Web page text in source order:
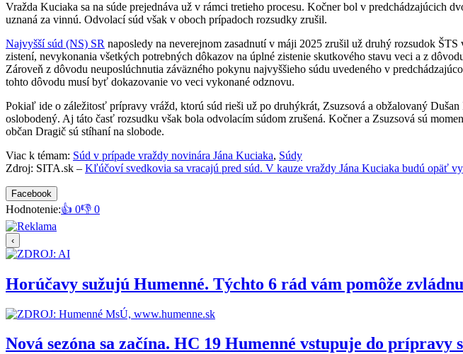
Vražda Kuciaka sa na súde prejednáva už v rámci tretieho procesu. Kočner bol v predchádzajúcich
uznaná za vinnú. Odvolací súd však v oboch prípadoch rozsudky zrušil.
Najvyšší súd (NS) SR naposledy na neverejnom zasadnutí v máji 2025 zrušil už druhý rozsudok
zistení, nevykonania všetkých potrebných dôkazov na úplné zistenie skutkového stavu veci a z
Zároveň z dôvodu neuposlúchnutia záväzného pokynu najvyššieho súdu uvedeného v
tohto dôvodu musí byť dokazovanie vo veci vykonané odznovu.
Pokiaľ ide o záležitosť prípravy vrážd, ktorú súd rieši už po druhýkrát, Zsuzsová a obžalovaný
oslobodený. Aj táto časť rozsudku však bola odvolacím súdom zrušená. Kočner a Zsuzsová sú
občan Dragič sú stíhaní na slobode.
Viac k témam: Súd v prípade vraždy novinára Jána Kuciaka, Súdy
Zdroj: SITA.sk – Kľúčoví svedkovia sa vracajú pred súd. V kauze vraždy Jána Kuciaka budú opäť
Facebook
Hodnotenie:👍 0👎 0
‹
Horúčavy sužujú Humenné. Týchto 6 rád vám pomôže
Nová sezóna sa začína. HC 19 Humenné vstupuje do